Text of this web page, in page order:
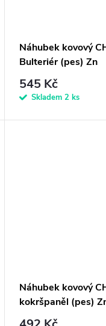
Náhubek kovový
Bulteriér (pes) Zn
545 Kč
Skladem2 ks
Náhubek kovový
kokršpaněl (pes)